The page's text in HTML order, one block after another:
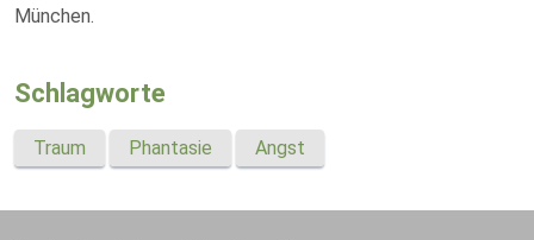
München.
Schlagworte
Traum Phantasie Angst